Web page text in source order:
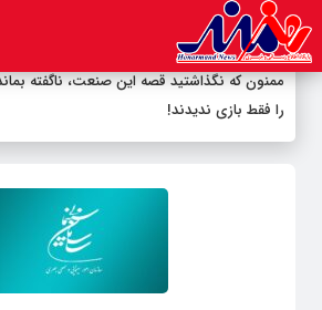
ممنون که نگذاشتید قصه این صنعت، ناگفته
را فقط بازی ندیدند!